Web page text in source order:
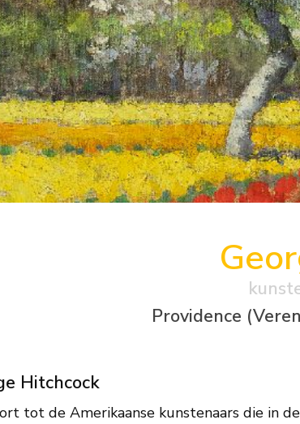
Providence
Hitchcock
tot de Amerikaanse kunstenaars die in
hij korte tijd les kreeg van Mesdag.